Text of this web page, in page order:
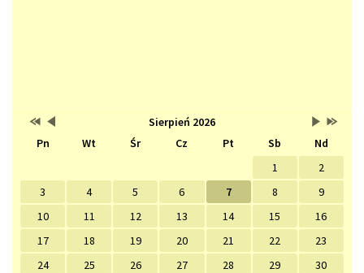
Kalendarz Lista
wydarzeń
Sierpień 2026Brak
PrzestawPrzestaw
na
Przestaw
na
Wrzesień
2026
na
Sierpień
2027
Pn Wt Śr Cz Pt Sb
Nd
1
2
3
4 5 6 7 8
9
10
11 12 13 14 15
16
17
18 19 20 21 22
23
24
25 26 27 28 29
30